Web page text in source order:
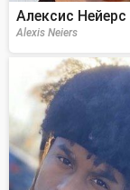
Алексис Нейерс
Alexis Neiers